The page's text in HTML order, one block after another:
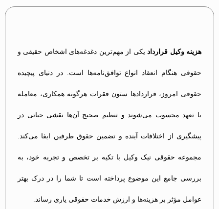
هزینه وکیل قراردادیکی از مهم‌ترین دغدغه‌های اشخاص حقیقی و
حقوقی هنگام انعقاد انواع توافق‌نامه‌ها است. در دنیای پیچیده
حقوقی امروز، قراردادها ستون فقرات هرگونه همکاری، معامله
یا تعهد محسوب می‌شوند و تنظیم صحیح آن‌ها نقشی حیاتی در
پیشگیری از اختلافات آینده و تضمین حقوق طرفین ایفا می‌کند.
مجموعه حقوقی نیک وکیل با تکیه بر تخصص و تجربه خود، به
بررسی جامع این موضوع پرداخته است تا شما را در درک بهتر
عوامل مؤثر بر هزینه‌ها و ارزش خدمات حقوقی یاری رساند.